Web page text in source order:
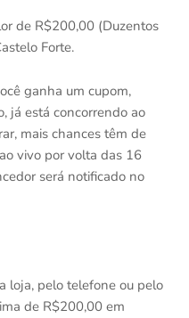
de R$200,00 (Duzentos
Forte.
ganha um cupom,
já está concorrendo ao
mais chances têm de
vivo por volta das 16
será notificado no
loja, pelo telefone ou pelo
de R$200,00 em